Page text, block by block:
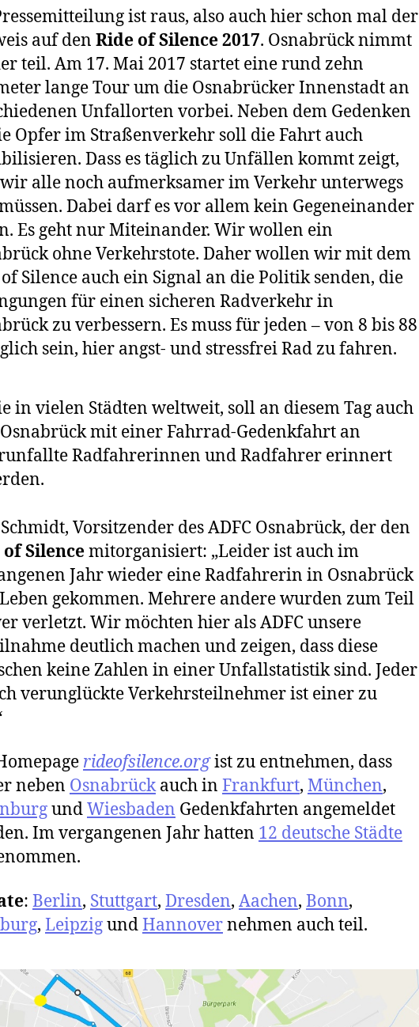
ist raus, also auch hier schon mal der
auf den Ride of Silence 2017. Osnabrück nimmt
teil. Am 17. Mai 2017 startet eine rund zehn
lange Tour um die Osnabrücker Innenstadt an
Unfallorten vorbei. Neben dem Gedenken
Opfer im Straßenverkehr soll die Fahrt auch
Dass es täglich zu Unfällen kommt zeigt,
wir alle noch aufmerksamer im Verkehr unterwegs
Dabei darf es vor allem kein Gegeneinander
Es geht nur Miteinander. Wir wollen ein
ohne Verkehrstote. Daher wollen wir mit dem
Silence auch ein Signal an die Politik senden, die
für einen sicheren Radverkehr in
zu verbessern. Es muss für jeden – von 8 bis 88
sein, hier angst- und stressfrei Rad zu fahren.
in vielen Städten weltweit, soll an diesem Tag auch
mit einer Fahrrad-Gedenkfahrt an
Radfahrerinnen und Radfahrer erinnert
Vorsitzender des ADFC Osnabrück, der den
of Silencemitorganisiert: „Leider ist auch im
Jahr wieder eine Radfahrerin in Osnabrück
gekommen. Mehrere andere wurden zum Teil
verletzt. Wir möchten hier als ADFC unsere
deutlich machen und zeigen, dass diese
keine Zahlen in einer Unfallstatistik sind. Jeder
verunglückte Verkehrsteilnehmer ist einer zu
rideofsilence.orgist zu entnehmen, dass
neben Osnabrückauch in Frankfurt, München,
undWiesbaden Gedenkfahrten angemeldet
Im vergangenen Jahr hatten 12 deutsche Städte
: Berlin, Stuttgart, Dresden, Aachen, Bonn,
, LeipzigundHannovernehmen auch teil.